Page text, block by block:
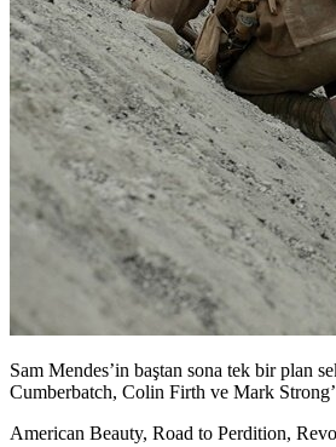
Sam Mendes’in baştan sona tek bir plan
Cumberbatch, Colin Firth ve Mark
American Beauty, Road to Perdition,